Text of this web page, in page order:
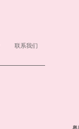
联系我们